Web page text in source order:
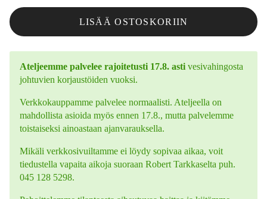
LISÄÄ OSTOSKORIIN
Ateljeemme palvelee rajoitetusti 17.8. asti vesivahingosta
johtuvien korjaustöiden vuoksi.
Verkkokauppamme palvelee normaalisti. Ateljeella on
mahdollista asioida myös ennen 17.8., mutta palvelemme
toistaiseksi ainoastaan ajanvarauksella.
Mikäli verkkosivuiltamme ei löydy sopivaa aikaa, voit
tiedustella vapaita aikoja suoraan Robert Tarkkaselta puh.
045 128 5298.